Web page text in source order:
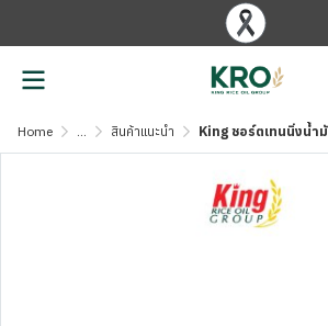
Home ... สินค้าแนะนำ King ชอร์ตเทนนิ่งน้ำ